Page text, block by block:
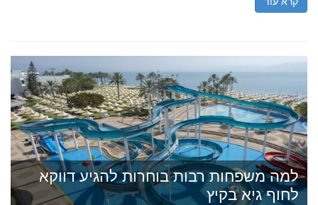
למה משפחות רבות בוחרות להגיע דווקא
לחוף גיא בקיץ